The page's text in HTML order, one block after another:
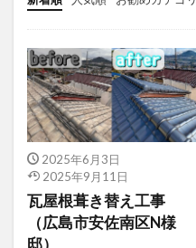
施工例すべて
2025年6月3日
2025年9月11日
瓦屋根葺き替え工事
（広島市安佐南区N様